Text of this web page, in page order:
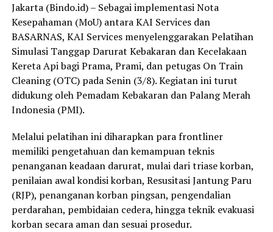
Jakarta (Bindo.id) – Sebagai implementasi Nota
Kesepahaman (MoU) antara KAI Services dan
BASARNAS, KAI Services menyelenggarakan Pelatihan
Simulasi Tanggap Darurat Kebakaran dan Kecelakaan
Kereta Api bagi Prama, Prami, dan petugas On Train
Cleaning (OTC) pada Senin (3/8). Kegiatan ini turut
didukung oleh Pemadam Kebakaran dan Palang Merah
Indonesia (PMI).
Melalui pelatihan ini diharapkan para frontliner
memiliki pengetahuan dan kemampuan teknis
penanganan keadaan darurat, mulai dari triase korban,
penilaian awal kondisi korban, Resusitasi Jantung Paru
(RJP), penanganan korban pingsan, pengendalian
perdarahan, pembidaian cedera, hingga teknik evakuasi
korban secara aman dan sesuai prosedur.